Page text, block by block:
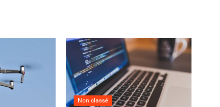
Non classé